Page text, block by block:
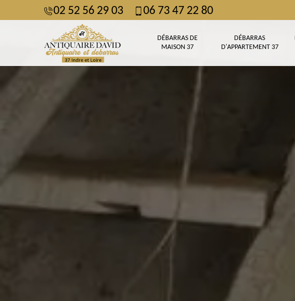
02 52 56 29 03 06 73 47 22 80
DÉBARRAS DE
MAISON 37
DÉBARRAS
D'APPARTEMENT 37